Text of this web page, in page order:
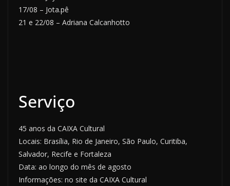
17/08 – Jota.pê
21 e 22/08 – Adriana Calcanhotto
Serviço
45 anos da CAIXA Cultural
Locais: Brasília, Rio de Janeiro, São Paulo, Curitiba,
Salvador, Recife e Fortaleza
Data: ao longo do mês de agosto
Informações: no site da CAIXA Cultural